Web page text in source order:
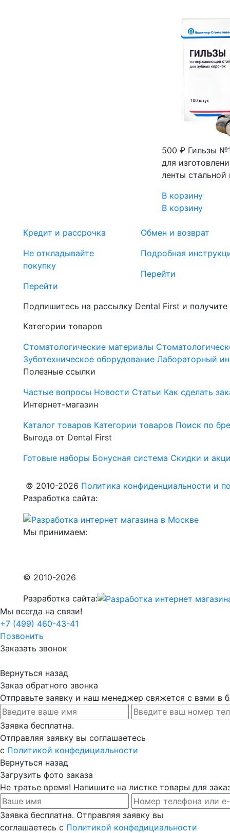
500 ₽ Гильзы
для
ленты
В корзину
В корзину
Кредит и рассрочка
Не откладывайте
покупку
Перейти
Обмен и возврат
Подробная
Перейти
Подпишитесь на рассылку Dental First и
Категории товаров
Стоматологические материалы
Зуботехническое оборудование Лабораторный
Полезные ссылки
Частые вопросы Новости Статьи Как сделать
Интернет-магазин
Каталог товаров Категории товаров Поиск по
Выгода от Dental First
Готовые наборы Бонусная система Скидки и
© 2010-2026 Политика конфиденциальности и
Разработка сайта:
Мы принимаем:
© 2010-2026
Разработка сайта:
Мы всегда на связи!
+7 (499) 460-43-41
Позвонить
Заказать звонок
Вернуться назад
Заказ обратного звонка
Отправьте заявку и наш менеджер свяжется с вами в
Заявка бесплатна.
Отправляя заявку вы соглашаетесь
с Политикой конфедициальности
Вернуться назад
Загрузить фото заказа
Не тратье время! Напишите на листке товары для
Заявка бесплатна. Отправляя заявку вы
соглашаетесь с Политикой конфедициальности